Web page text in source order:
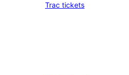
Trac tickets